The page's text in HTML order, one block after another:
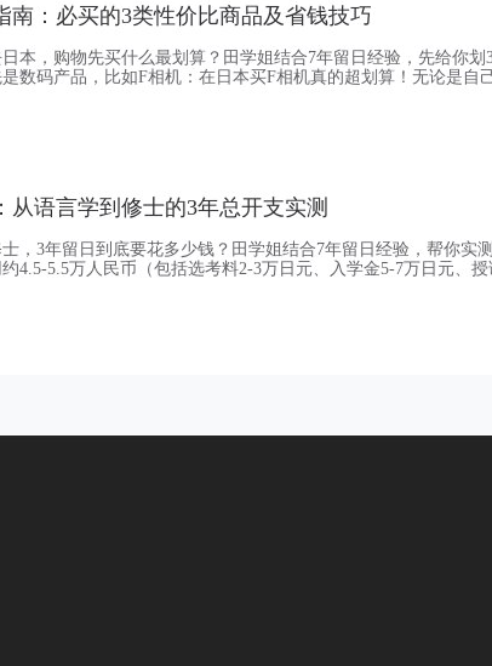
南：必买的3类性价比商品及省钱技巧
本，购物先买什么最划算？田学姐结合7年留日经验，先给你划
数码产品，比如F相机：在日本买F相机真的超划算！无论是自
和防晒衣都很划算；最后是药妆，日本药妆监管严、成分安全，
从语言学到修士的3年总开支实测
，3年留日到底要花多少钱？田学姐结合7年留日经验，帮你实
4.5-5.5万人民币（包括选考料2-3万日元、入学金5-7万日元、授
金），第二年学费约3.2万；私立修士第一年约6-7万人民币（101-